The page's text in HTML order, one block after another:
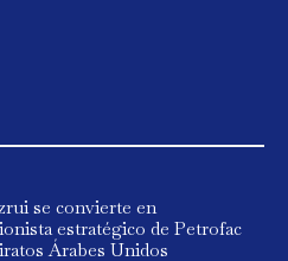
se convierte en
estratégico de Petrofac
Árabes Unidos